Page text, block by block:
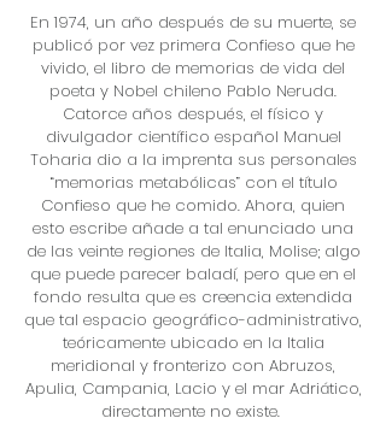
En 1974, un año después de su muerte, se
publicó por vez primera Confieso que he
vivido, el libro de memorias de vida del
poeta y Nobel chileno Pablo Neruda.
Catorce años después, el físico y
divulgador científico español Manuel
Toharia dio a la imprenta sus personales
“memorias metabólicas” con el título
Confieso que he comido. Ahora, quien
esto escribe añade a tal enunciado una
de las veinte regiones de Italia, Molise; algo
que puede parecer baladí, pero que en el
fondo resulta que es creencia extendida
que tal espacio geográfico-administrativo,
teóricamente ubicado en la Italia
meridional y fronterizo con Abruzos,
Apulia, Campania, Lacio y el mar Adriático,
directamente no existe.